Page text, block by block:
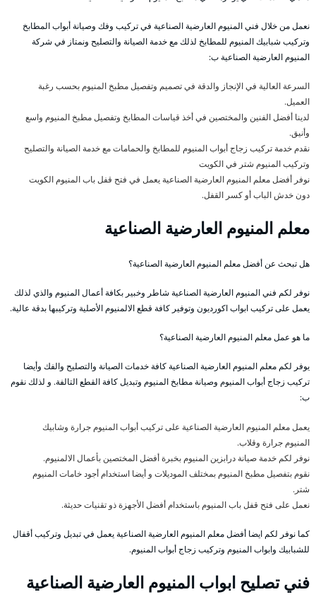
نعمل من خلال فني المنيوم العارضية الصناعية في تركيب وفك وصيانة أبواب المطابخ
وتركيب شبابيك المنيوم للمطابخ لذلك مع خدمة الصيانة والتصليح ونمتاز في شركة
المنيوم العارضية الصناعية ب:
السرعة العالية في الإنجاز والدقة في تصميم وتفصيل مطبخ المنيوم بحسب رغبة
العميل.
لدينا أفضل الفنين والمختصين في أخذ قياسات المطابخ وتفصيل مطبخ المنيوم واسع
وأنيق.
نقدم خدمة تركيب زجاج أبواب المنيوم للمطابخ والحمامات مع خدمة الصيانة والتصليح
وتركيب المنيوم شتر في الكويت
نوفر أفضل معلم المنيوم العارضية الصناعية يعمل في فتح قفل باب المنيوم الكويت
دون خدش الباب أو كسر القفل.
معلم المنيوم العارضية الصناعية
هل تبحث عن أفضل معلم المنيوم العارضية الصناعية؟
نوفر لكم فني المنيوم العارضية الصناعية شاطر وخبير بكافة أعمال المنيوم والذي لذلك
يعمل على تركيب ابواب اكورديون وتوفير كافة قطع الالمنيوم الأصلية وتركيبها بدقة عالية.
ما هو عمل معلم المنيوم العارضية الصناعية؟
يوفر لكم معلم المنيوم العارضية الصناعية كافة خدمات الصيانة والتصليح والفك وأيضا
تركيب زجاج أبواب المنيوم وصيانة مطابخ المنيوم وتبديل كافة القطع التالفة. و لذلك نقوم
ب:
يعمل معلم المنيوم العارضية الصناعية على تركيب أبواب المنيوم جرارة وشابيك
المنيوم جرارة وقلاب.
نوفر لكم خدمة صيانة درابزين المنيوم بخبرة أفضل المختصين بأعمال الالمنيوم.
نقوم بتفصيل مطبخ المنيوم بمختلف الموديلات و أيضا استخدام أجود خامات المنيوم
شتر.
نعمل على فتح قفل باب المنيوم باستخدام أفضل الأجهزة ذو تقنيات حديثة.
كما نوفر لكم ايضا أفضل معلم المنيوم العارضية الصناعية يعمل في تبديل وتركيب أقفال
للشبابيك وابواب المنيوم وتركيب زجاج أبواب المنيوم.
فني تصليح ابواب المنيوم العارضية الصناعية